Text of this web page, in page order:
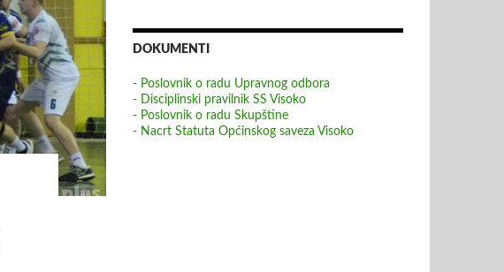
DOKUMENTI
- Poslovnik o radu Upravnog odbora
- Disciplinski pravilnik SS Visoko
- Poslovnik o radu Skupštine
- Nacrt Statuta Općinskog saveza Visoko